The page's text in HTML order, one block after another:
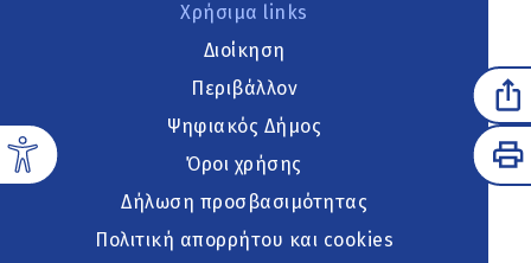
Χρήσιμα links
Διοίκηση
Περιβάλλον
Ψηφιακός Δήμος
Όροι χρήσης
Δήλωση προσβασιμότητας
Πολιτική απορρήτου και cookies